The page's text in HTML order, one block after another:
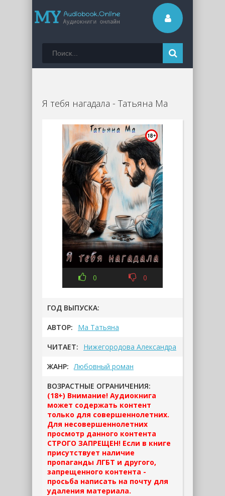
Я тебя нагадала - Татьяна Ма
0 0
ГОД ВЫПУСКА:
АВТОР: Ма Татьяна
ЧИТАЕТ: Нижегородова Александра
ЖАНР: Любовный роман
ВОЗРАСТНЫЕ ОГРАНИЧЕНИЯ:
(18+) Внимание! Аудиокнига
может содержать контент
только для совершеннолетних.
Для несовершеннолетних
просмотр данного контента
СТРОГО ЗАПРЕЩЕН! Если в книге
присутствует наличие
пропаганды ЛГБТ и другого,
запрещенного контента -
просьба написать на почту для
удаления материала.